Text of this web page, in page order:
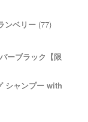
ベリー (77)
ーブラック【限
シャンプー with